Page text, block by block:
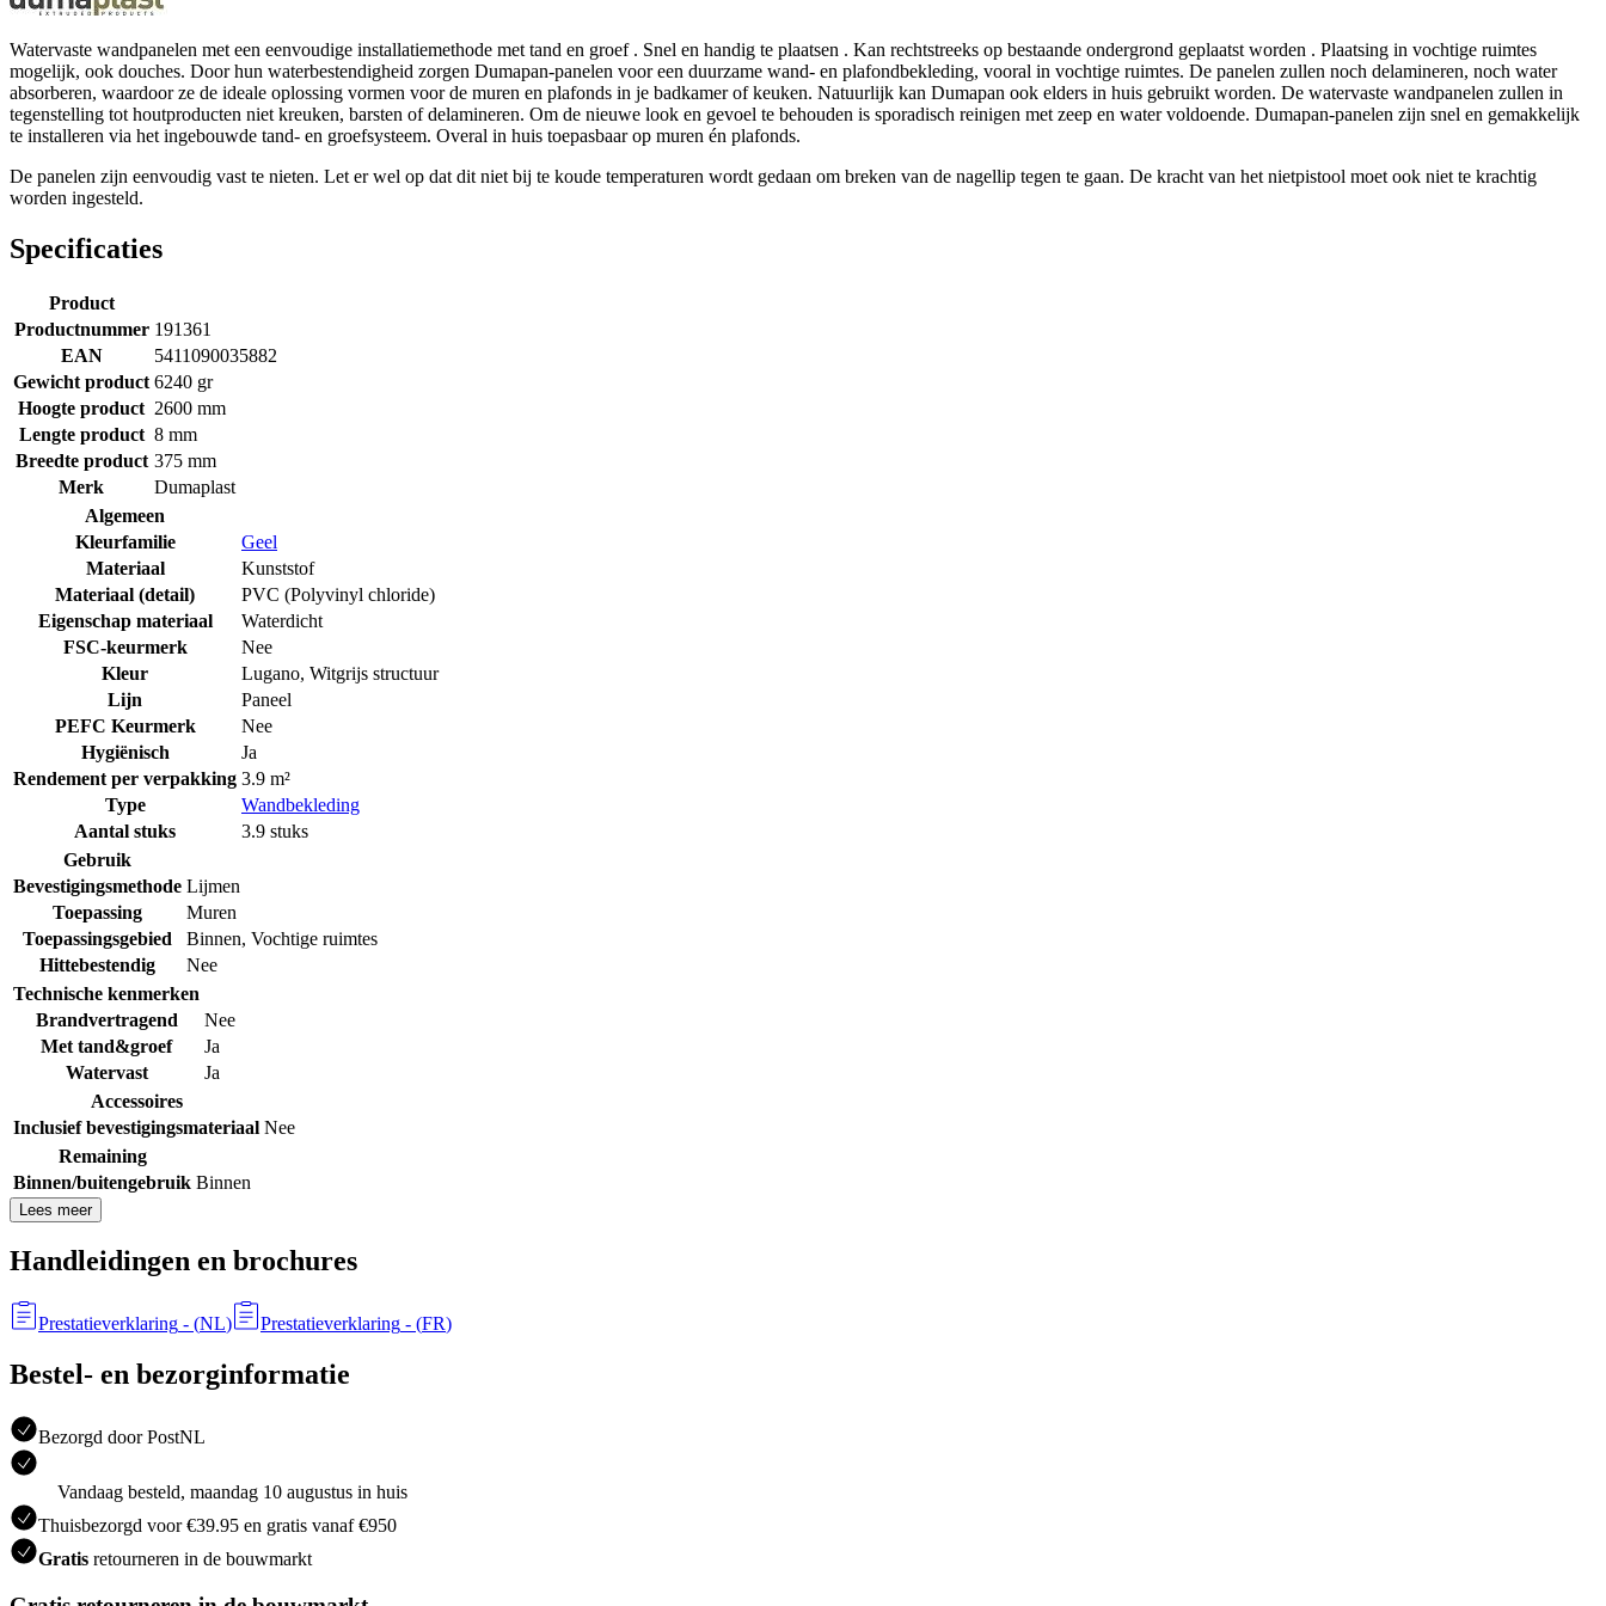
Watervaste wandpanelen met een eenvoudige installatiemethode met tand en groef . Snel en handig te plaatsen . Kan rechtstreeks op bestaande ondergrond geplaatst worden . Plaatsing in vochtige ruimtes
mogelijk, ook douches. Door hun waterbestendigheid zorgen Dumapan-panelen voor een duurzame wand- en plafondbekleding, vooral in vochtige ruimtes. De panelen zullen noch delamineren, noch water
absorberen, waardoor ze de ideale oplossing vormen voor de muren en plafonds in je badkamer of keuken. Natuurlijk kan Dumapan ook elders in huis gebruikt worden. De watervaste wandpanelen zullen in
tegenstelling tot houtproducten niet kreuken, barsten of delamineren. Om de nieuwe look en gevoel te behouden is sporadisch reinigen met zeep en water voldoende. Dumapan-panelen zijn snel en gemakkelijk
te installeren via het ingebouwde tand- en groefsysteem. Overal in huis toepasbaar op muren én plafonds.
De panelen zijn eenvoudig vast te nieten. Let er wel op dat dit niet bij te koude temperaturen wordt gedaan om breken van de nagellip tegen te gaan. De kracht van het nietpistool moet ook niet te krachtig
worden ingesteld.
Specificaties
Product
Productnummer 191361
EAN
5411090035882
Gewicht product 6240 gr
Hoogte product 2600 mm
Lengte product 8 mm
Breedte product 375 mm
Merk
Dumaplast
Algemeen
Kleurfamilie
Geel
Materiaal
Kunststof
Materiaal (detail)
PVC (Polyvinyl chloride)
Eigenschap materiaal
Waterdicht
FSC-keurmerk
Nee
Kleur
Lugano, Witgrijs structuur
Lijn
Paneel
PEFC Keurmerk
Nee
Hygiënisch
Ja
Rendement per verpakking 3.9 m²
Type
Wandbekleding
Aantal stuks
3.9 stuks
Gebruik
Bevestigingsmethode Lijmen
Toepassing
Muren
Toepassingsgebied
Binnen, Vochtige ruimtes
Hittebestendig
Nee
Technische kenmerken
Brandvertragend
Nee
Met tand&groef
Ja
Watervast
Ja
Accessoires
Inclusief bevestigingsmateriaal Nee
Remaining
Binnen/buitengebruik Binnen
Lees meer
Handleidingen en brochures
Prestatieverklaring - (NL) Prestatieverklaring - (FR)
Bestel- en bezorginformatie
Bezorgd door PostNL
Vandaag besteld, maandag 10 augustus in huis
Thuisbezorgd voor €39.95 en gratis vanaf €950
Gratis retourneren in de bouwmarkt